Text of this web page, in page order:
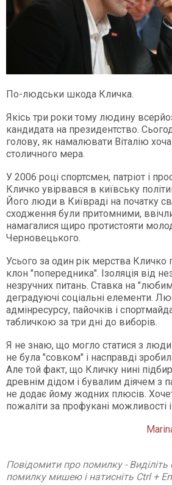
По-людськи шкода Кличка.
Якісь три роки тому людину
кандидата на президентство.
голову, як намалювати Віталію хоча
столичного мера.
У 2006 році спортсмен, патріот і
Кличко увірвався в київську
Його люди в Київраді на початку
сходження були притомними,
намагалися щиро протистояти
Черновецького.
Усього за один рік мерства Кличко
клон "попередника". Ізоляція від
незручних питань. Ставка на
деградуючі соціальні елементи.
адмінресурсу, пайочків і
табличкою за три дні до виборів.
Я не знаю, що могло статися з
не була "совком" і насправді
Але той факт, що Кличку нині
древнім дідом і бувалим діячем з
не додає йому жодних плюсів.
пожаліти за профукані можливості
Повідомити про помилку -
помилку мишею і натисніть Ctrl +